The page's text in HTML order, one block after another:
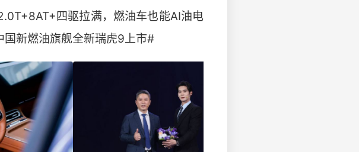
四驱拉满，燃油车也能AI油电
新燃油旗舰全新瑞虎9上市#